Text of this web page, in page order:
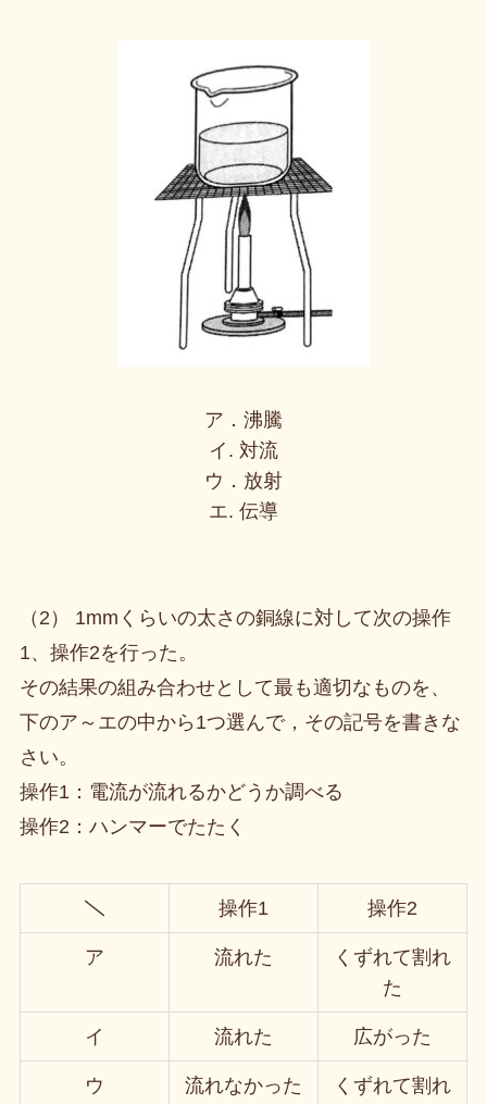
ア．沸騰
イ. 対流
ウ．放射
エ. 伝導
（2） 1mmくらいの太さの銅線に対して次の操作
1、操作2を行った。
その結果の組み合わせとして最も適切なものを、
下のア～エの中から1つ選んで，その記号を書きな
さい。
操作1：電流が流れるかどうか調べる
操作2：ハンマーでたたく
操作1 操作2
ア 流れた
くずれて割れ
た
イ 流れた 広がった
ウ 流れなかった
くずれて割れ